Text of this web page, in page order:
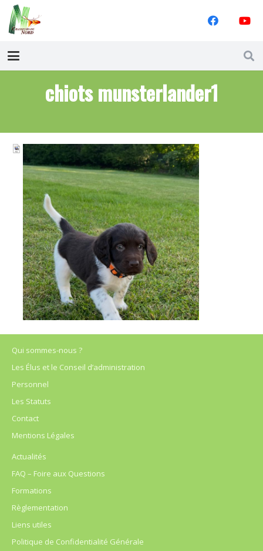
chiots munsterlander1
Qui sommes-nous ?
Les Élus et le Conseil d’administration
Personnel
Les Statuts
Contact
Mentions Légales
Actualités
FAQ – Foire aux Questions
Formations
Règlementation
Liens utiles
Politique de Confidentialité Générale